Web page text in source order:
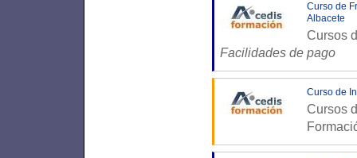
Curso de
Albacete
Cursos
Facilidades de pago
Curso de
Cursos